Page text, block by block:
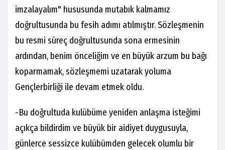
imzalayalım" hususunda mutabık kalmamız
doğrultusunda bu fesih adımı atılmıştır. Sözleşmenin
bu resmi süreç doğrultusunda sona ermesinin
ardından, benim önceliğim ve en büyük arzum bu bağı
koparmamak, sözleşmemi uzatarak yoluma
Gençlerbirliği ile devam etmek oldu.
-Bu doğrultuda kulübüme yeniden anlaşma isteğimi
açıkça bildirdim ve büyük bir aidiyet duygusuyla,
günlerce sessizce kulübümden gelecek olumlu bir